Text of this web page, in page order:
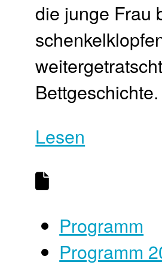
die junge Frau
Lesen
Programm
Programm